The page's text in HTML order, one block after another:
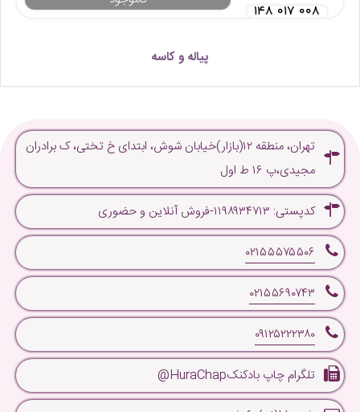
۱۴۸ ۰۱۷ ۰۰۸
پیاله و کاسه
تهران، منطقه ۱۲(بازار)خیابان شوش، ابتدای خ تختی، ک برادران
مجیدی،پ ۱۶ ط اول
کدپستی: ۱۱۹۸۹۳۴۷۱۳-فروش آنلاین و حضوری
۰۲۱۵۵۵۷۵۵۰۶
۰۲۱۵۵۶۹۰۷۴۳
۰۹۱۲۵۲۲۲۳۸۰
تلگرام چاپ بادکنکHuraChap@